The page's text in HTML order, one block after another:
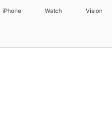
iPhone Watch Vision